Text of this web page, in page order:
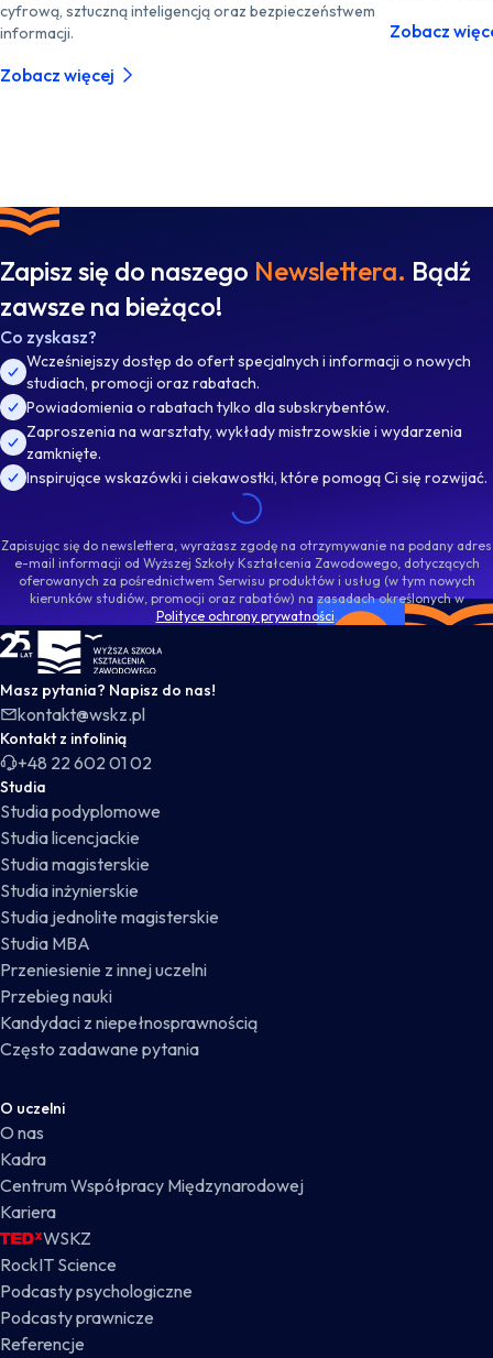
cyfrową, sztuczną inteligencją oraz bezpieczeństwem
informacji.
Zobacz więcej
Zobacz
Zapisz się do naszego Newslettera. Bądź
zawsze na bieżąco!
Co zyskasz?
Wcześniejszy dostęp do ofert specjalnych i informacji o nowych
studiach, promocji oraz rabatach.
Powiadomienia o rabatach tylko dla subskrybentów.
Zaproszenia na warsztaty, wykłady mistrzowskie i wydarzenia
zamknięte.
Inspirujące wskazówki i ciekawostki, które pomogą Ci się rozwijać.
Zapisując się do newslettera, wyrażasz zgodę na otrzymywanie na podany adres
e-mail informacji od Wyższej Szkoły Kształcenia Zawodowego, dotyczących
oferowanych za pośrednictwem Serwisu produktów i usług (w tym nowych
kierunków studiów, promocji oraz rabatów) na zasadach określonych w
Polityce ochrony prywatności.
WSKZ - strona główna
Masz pytania? Napisz do nas!
kontakt@wskz.pl
Kontakt z infolinią
+48 22 602 01 02
Studia
Studia podyplomowe
Studia licencjackie
Studia magisterskie
Studia inżynierskie
Studia jednolite magisterskie
Studia MBA
Przeniesienie z innej uczelni
Przebieg nauki
Kandydaci z niepełnosprawnością
Często zadawane pytania
O uczelni
O nas
Kadra
Centrum Współpracy Międzynarodowej
Kariera
WSKZ
RockIT Science
Podcasty psychologiczne
Podcasty prawnicze
Referencje